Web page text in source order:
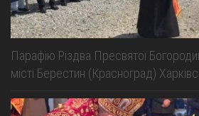
Парафію Різдва Пресвятої
місті Берестин (Красноград)